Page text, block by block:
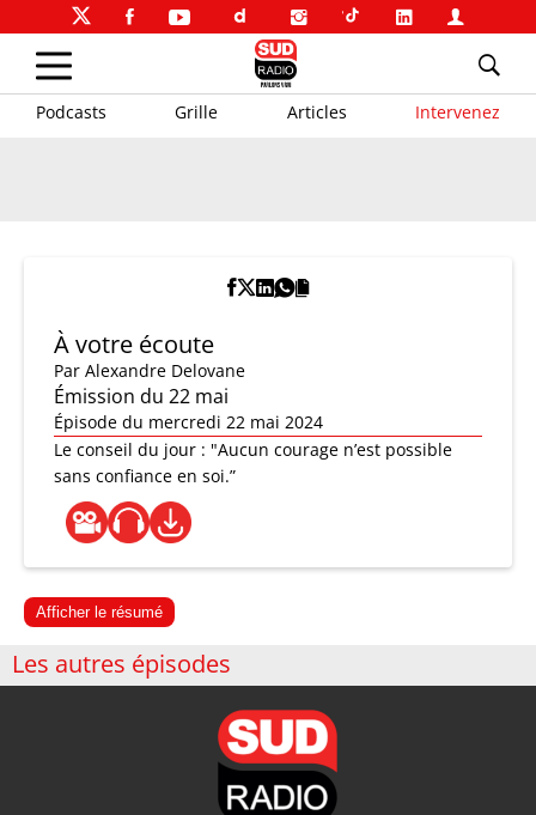
Podcasts Grille Articles Intervenez
À votre écoute
Par Alexandre Delovane
Émission du 22 mai
Épisode du mercredi 22 mai 2024
Le conseil du jour : "Aucun courage n’est possible
sans confiance en soi.”
Afficher le résumé
Les autres épisodes